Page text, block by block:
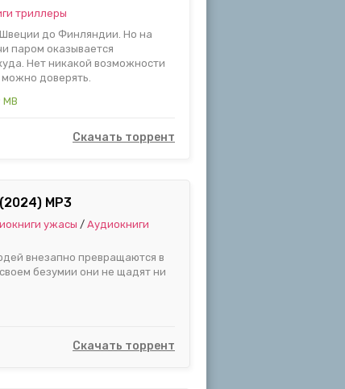
триллеры
Швеции до Финляндии. Но на
паром оказывается
Нет никакой возможности
можно доверять.
Скачать торрент
МР3
ужасы / Аудиокниги
внезапно превращаются в
безумии они не щадят ни
Скачать торрент